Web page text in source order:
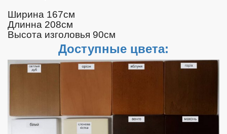
Ширина 167см
Длинна 208см
Высота изголовья 90см
Доступные цвета: